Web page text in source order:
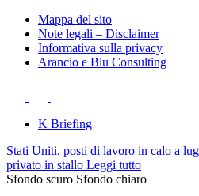
Mappa del sito
Note legali – Disclaimer
Informativa sulla privacy
Arancio e Blu Consulting
K Briefing
Stati Uniti, posti di lavoro in calo a
privato in stallo Leggi tutto
Sfondo scuro Sfondo chiaro